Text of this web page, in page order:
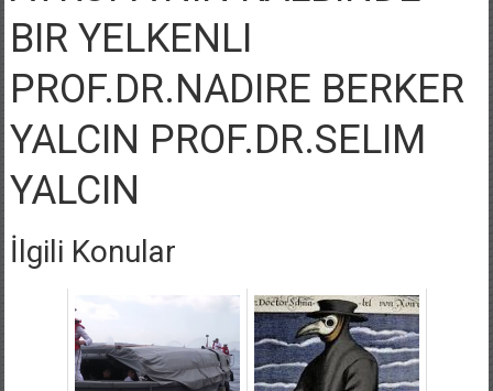
BIR YELKENLI
PROF.DR.NADIRE BERKER
YALCIN PROF.DR.SELIM
YALCIN
İlgili Konular